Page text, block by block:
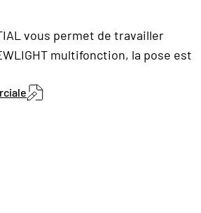
vous permet de travailler
multifonction, la pose est